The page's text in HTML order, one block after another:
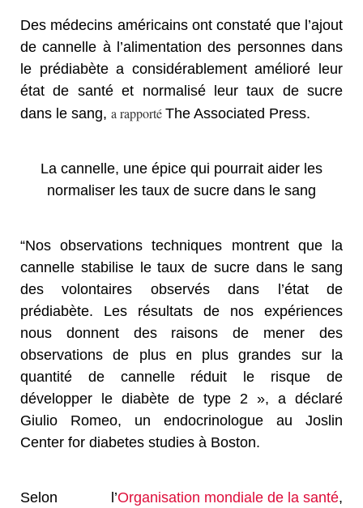
Des médecins américains ont constaté que l’ajout
de cannelle à l’alimentation des personnes dans
le prédiabète a considérablement amélioré leur
état de santé et normalisé leur taux de sucre
dans le sang, a rapporté The Associated Press.
La cannelle, une épice qui pourrait aider les
normaliser les taux de sucre dans le sang
“Nos observations techniques montrent que la
cannelle stabilise le taux de sucre dans le sang
des volontaires observés dans l’état de
prédiabète. Les résultats de nos expériences
nous donnent des raisons de mener des
observations de plus en plus grandes sur la
quantité de cannelle réduit le risque de
développer le diabète de type 2 », a déclaré
Giulio Romeo, un endocrinologue au Joslin
Center for diabetes studies à Boston.
Selon l’Organisation mondiale de la santé,